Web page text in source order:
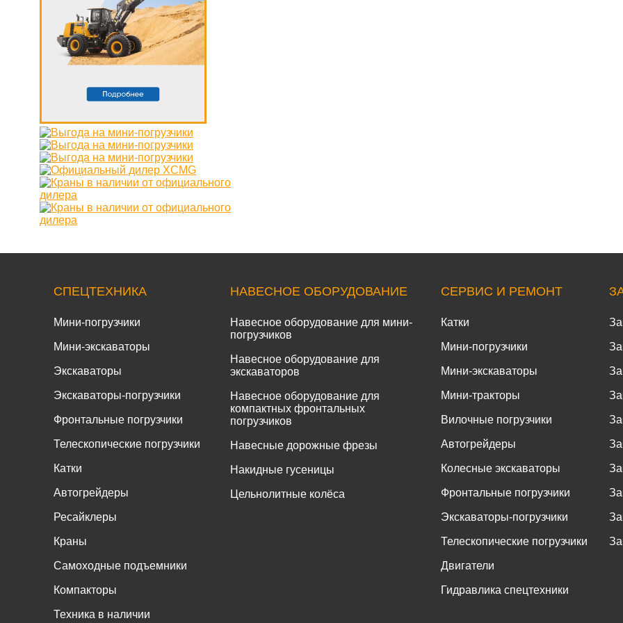
СПЕЦТЕХНИКА
Мини-погрузчики
Мини-экскаваторы
Экскаваторы
Экскаваторы-погрузчики
Фронтальные погрузчики
Телескопические погрузчики
Катки
Автогрейдеры
Ресайклеры
Краны
Самоходные подъемники
Компакторы
Техника в наличии
НАВЕСНОЕ ОБОРУДОВАНИЕ
Навесное оборудование для мини-
погрузчиков
Навесное оборудование для
экскаваторов
Навесное оборудование для
компактных фронтальных
погрузчиков
Навесные дорожные фрезы
Накидные гусеницы
Цельнолитные колёса
СЕРВИС И РЕМОНТ
Катки
Мини-погрузчики
Мини-экскаваторы
Мини-тракторы
Вилочные погрузчики
Автогрейдеры
Колесные экскаваторы
Фронтальные погрузчики
Экскаваторы-погрузчики
Телескопические погрузчики
Двигатели
Гидравлика спецтехники